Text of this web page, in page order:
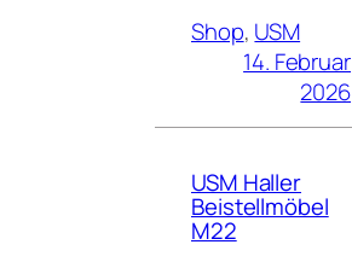
Shop, USM
14. Februar
2026
USM Haller
Beistellmöbel
M22